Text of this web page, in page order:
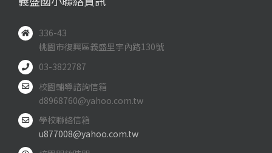
336-43
桃園市復興區義盛里宇內路130號
03-3822787
校園輔導諮詢信箱
d8968760@yahoo.com.tw
學校聯絡信箱
u877008@yahoo.com.tw